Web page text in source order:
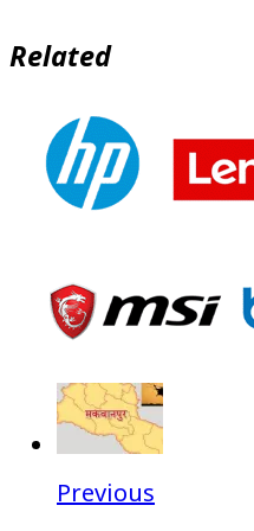
Related
Previous